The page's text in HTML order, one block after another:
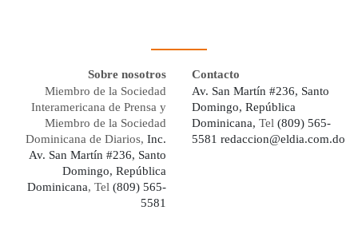
Sobre nosotros
Miembro de la Sociedad
Interamericana de Prensa y
Miembro de la Sociedad
Dominicana de Diarios, Inc.
Av. San Martín #236, Santo
Domingo, República
Dominicana, Tel (809) 565-
5581
Contacto
Av. San Martín #236, Santo
Domingo, República
Dominicana, Tel (809) 565-
5581 redaccion@eldia.com.do